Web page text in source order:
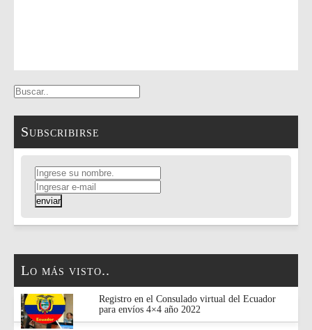
Subscribirse
Lo más visto..
Registro en el Consulado virtual del Ecuador
para envíos 4×4 año 2022